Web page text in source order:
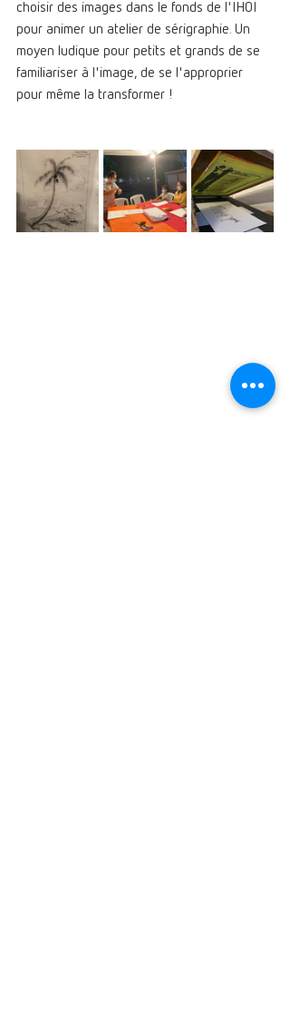
choisir des images dans le fonds de l'IHOI
pour animer un atelier de sérigraphie. Un
moyen ludique pour petits et grands de se
familiariser à l'image, de se l'approprier
pour même la transformer !